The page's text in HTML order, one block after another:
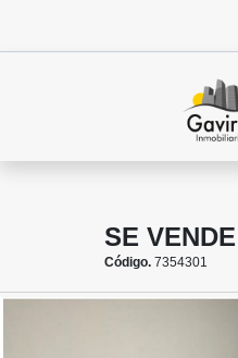
SE
Código. 7354301